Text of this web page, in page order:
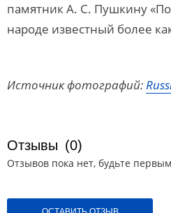
памятник А. С. Пушкину
народе известный более
Источник фотографий:
Отзывы (0)
Отзывов пока нет, будьте